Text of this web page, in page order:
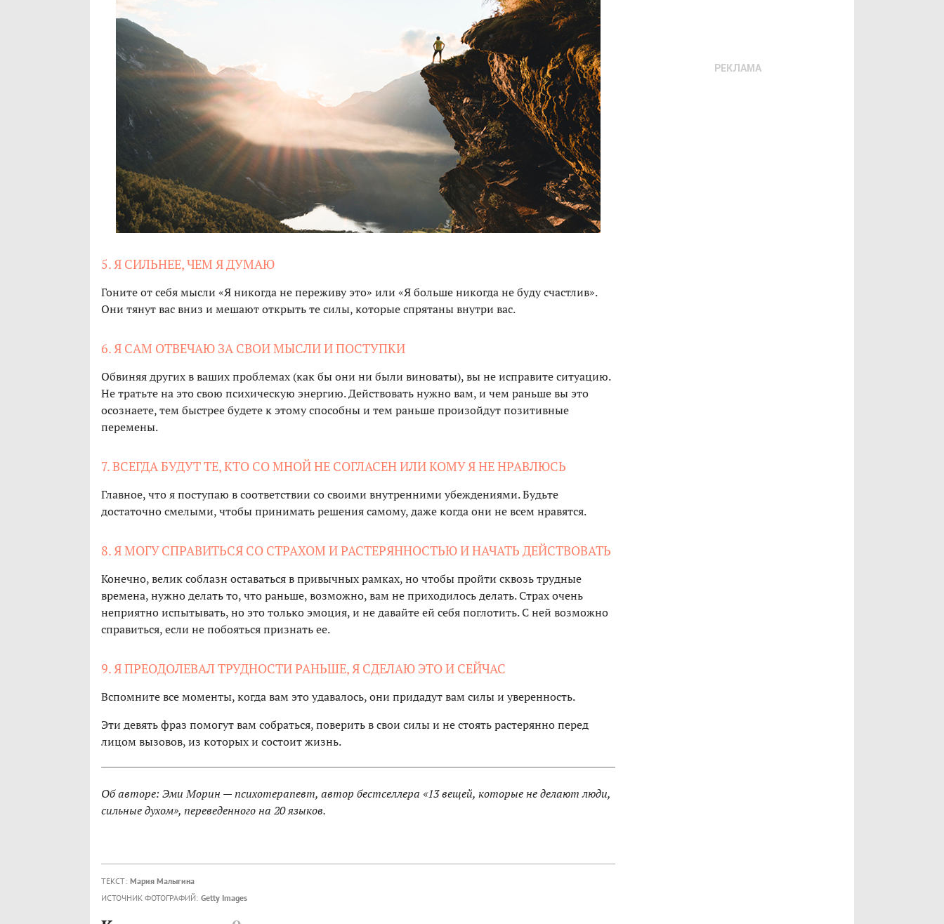
5. Я СИЛЬНЕЕ, ЧЕМ Я ДУМАЮ
Гоните от себя мысли «Я никогда не переживу это» или «Я больше никогда не буду счастлив».
Они тянут вас вниз и мешают открыть те силы, которые спрятаны внутри вас.
6. Я САМ ОТВЕЧАЮ ЗА СВОИ МЫСЛИ И ПОСТУПКИ
Обвиняя других в ваших проблемах (как бы они ни были виноваты), вы не исправите ситуацию.
Не тратьте на это свою психическую энергию. Действовать нужно вам, и чем раньше вы это
осознаете, тем быстрее будете к этому способны и тем раньше произойдут позитивные
перемены.
7. ВСЕГДА БУДУТ ТЕ, КТО СО МНОЙ НЕ СОГЛАСЕН ИЛИ КОМУ Я НЕ НРАВЛЮСЬ
Главное, что я поступаю в соответствии со своими внутренними убеждениями. Будьте
достаточно смелыми, чтобы принимать решения самому, даже когда они не всем нравятся.
8. Я МОГУ СПРАВИТЬСЯ СО СТРАХОМ И РАСТЕРЯННОСТЬЮ И НАЧАТЬ ДЕЙСТВОВАТЬ
Конечно, велик соблазн оставаться в привычных рамках, но чтобы пройти сквозь трудные
времена, нужно делать то, что раньше, возможно, вам не приходилось делать. Страх очень
неприятно испытывать, но это только эмоция, и не давайте ей себя поглотить. С ней возможно
справиться, если не побояться признать ее.
9. Я ПРЕОДОЛЕВАЛ ТРУДНОСТИ РАНЬШЕ, Я СДЕЛАЮ ЭТО И СЕЙЧАС
Вспомните все моменты, когда вам это удавалось, они придадут вам силы и уверенность.
Эти девять фраз помогут вам собраться, поверить в свои силы и не стоять растерянно перед
лицом вызовов, из которых и состоит жизнь.
Об авторе: Эми Морин — психотерапевт, автор бестселлера «13 вещей, которые не делают люди,
сильные духом», переведенного на 20 языков.
ТЕКСТ: Мария Малыгина
ИСТОЧНИК ФОТОГРАФИЙ: Getty Images